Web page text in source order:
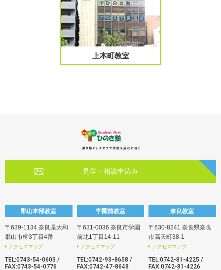
上本町教室
見学・相談申込み
郡山本部教室
〒639-1134 奈良県大和
郡山市柳3丁目4番
アクセスマップ
TEL:0743-54-0603 /
FAX:0743-54-0776
学園前教室
〒631-0036 奈良市学園
前北1丁目14-11
アクセスマップ
TEL:0742-93ｰ8658 /
FAX:0742-47-8648
奈良教室
〒630-8241 奈良県奈良
市高天町38-1
アクセスマップ
TEL:0742-81-4225 /
FAX:0742-81-4226